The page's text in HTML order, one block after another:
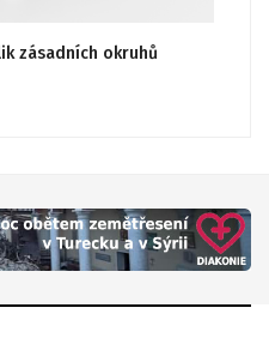
zásadních okruhů